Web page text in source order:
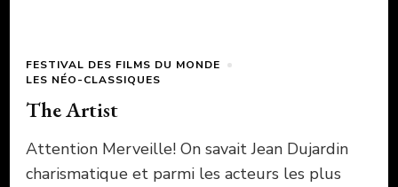
FESTIVAL DES FILMS DU MONDE
LES NÉO-CLASSIQUES
The Artist
Attention Merveille! On savait Jean Dujardin
charismatique et parmi les acteurs les plus